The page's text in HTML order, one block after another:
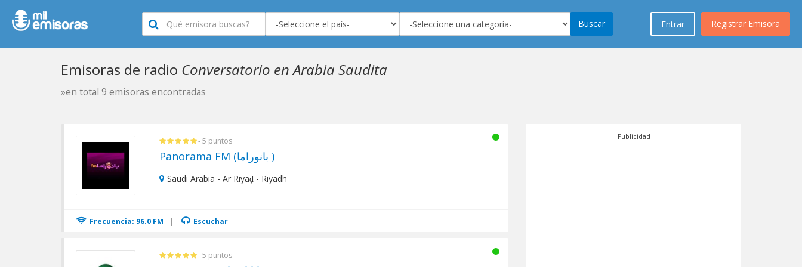
Registrar Emisora
Entrar
Buscar
Emisoras de radio Conversatorio en Arabia Saudita
»en total 9 emisoras encontradas
- 5 puntos
Panorama FM (بانوراما )
Saudi Arabia - Ar Riyāḑ - Riyadh
Frecuencia: 96.0 FM | Escuchar
- 5 puntos
Publicidad